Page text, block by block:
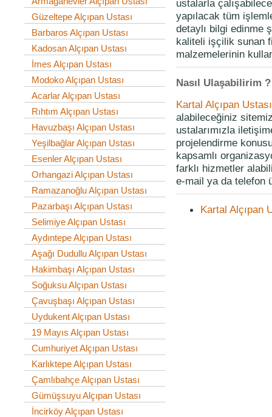
Güzeltepe Alçıpan Ustası
Barbaros Alçıpan Ustası
Kadosan Alçıpan Ustası
İmes Alçıpan Ustası
Modoko Alçıpan Ustası
Acarlar Alçıpan Ustası
Rıhtım Alçıpan Ustası
Havuzbaşı Alçıpan Ustası
Yeşilbağlar Alçıpan Ustası
Esenler Alçıpan Ustası
Orhangazi Alçıpan Ustası
Ramazanoğlu Alçıpan Ustası
Pazarbaşı Alçıpan Ustası
Selimiye Alçıpan Ustası
Aydıntepe Alçıpan Ustası
Aşağı Dudullu Alçıpan Ustası
Hakimbaşı Alçıpan Ustası
Soğuksu Alçıpan Ustası
Çavuşbaşı Alçıpan Ustası
Uydukent Alçıpan Ustası
19 Mayıs Alçıpan Ustası
Cumhuriyet Alçıpan Ustası
Karlıktepe Alçıpan Ustası
Çamlıbahçe Alçıpan Ustası
Gümüşsuyu Alçıpan Ustası
İncirköy Alçıpan Ustası
ustalarla
yapılacak tüm
detaylı bilgi edinme
kaliteli işçilik sunan
malzemelerinin
Nasıl Ulaşabilirim ?
Kartal Alçıpan Ustası
alabileceğiniz
ustalarımızla
projelendirme
kapsamlı
farklı hizmetler
e-mail ya da telefon
Kartal Alçıpan